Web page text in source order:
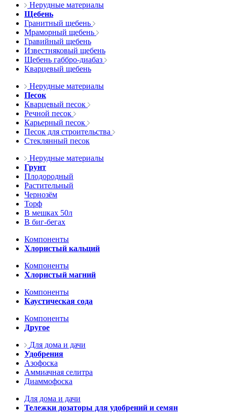
Нерудные материалы
Щебень
Гранитный щебень
Мраморный щебень
Гравийный щебень
Известняковый щебень
Щебень габбро-диабаз
Кварцевый щебень
Нерудные материалы
Песок
Кварцевый песок
Речной песок
Карьерный песок
Песок для строительства
Стеклянный песок
Нерудные материалы
Грунт
Плодородный
Растительный
Чернозём
Торф
В мешках 50л
В биг-бегах
Компоненты
Хлористый кальций
Компоненты
Хлористый магний
Компоненты
Каустическая сода
Компоненты
Другое
Для дома и дачи
Удобрения
Азофоска
Аммиачная селитра
Диаммофоска
Для дома и дачи
Тележки дозаторы для удобрений и семян